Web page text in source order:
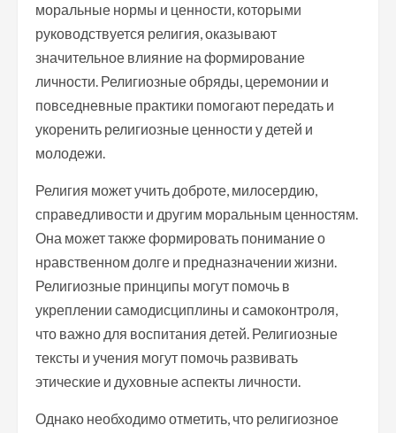
моральные нормы и ценности, которыми
руководствуется религия, оказывают
значительное влияние на формирование
личности. Религиозные обряды, церемонии и
повседневные практики помогают передать и
укоренить религиозные ценности у детей и
молодежи.
Религия может учить доброте, милосердию,
справедливости и другим моральным ценностям.
Она может также формировать понимание о
нравственном долге и предназначении жизни.
Религиозные принципы могут помочь в
укреплении самодисциплины и самоконтроля,
что важно для воспитания детей. Религиозные
тексты и учения могут помочь развивать
этические и духовные аспекты личности.
Однако необходимо отметить, что религиозное